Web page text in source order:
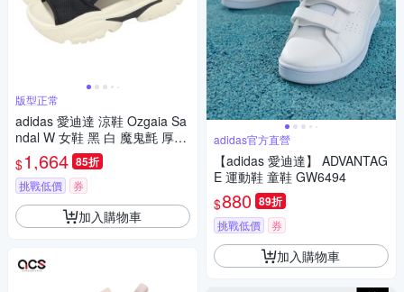
版型正常
adidas 愛迪達 涼鞋 Ozgaia Sa
ndal W 女鞋 黑 白 魔鬼氈 厚底
增高 三葉草 JI2428
$1,664 85折
挑戰低價 券
加入購物車
adidas官方直營
【adidas 愛迪達】 ADVANTAG
E 運動鞋 童鞋 GW6494
$880 89折
挑戰低價 券
加入購物車